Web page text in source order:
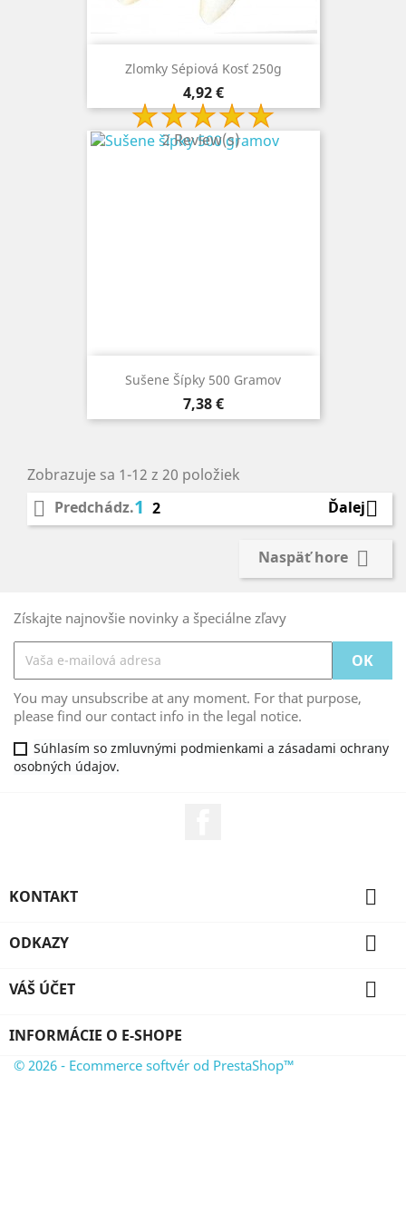
Zlomky Sépiová Kosť 250g
Cena
4,92 €
2 Review(s)
Sušene Šípky 500 Gramov
Cena
7,38 €
Zobrazuje sa 1-12 z 20 položiek
 Predchádz.1 2 Ďalej
Naspäť hore 
Získajte najnovšie novinky a špeciálne zľavy
You may unsubscribe at any moment. For that purpose,
please find our contact info in the legal notice.
Súhlasím so zmluvnými podmienkami a zásadami ochrany
osobných údajov.
KONTAKT 
ODKAZY 
VÁŠ ÚČET 
INFORMÁCIE O E-SHOPE
© 2026 - Ecommerce softvér od PrestaShop™